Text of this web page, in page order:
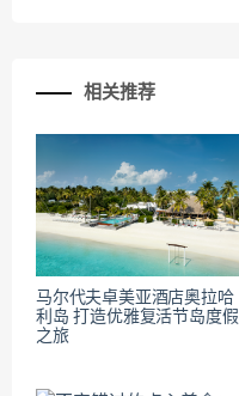
相关推荐
马尔代夫卓美亚酒店奥拉哈
利岛 打造优雅复活节岛度假
之旅